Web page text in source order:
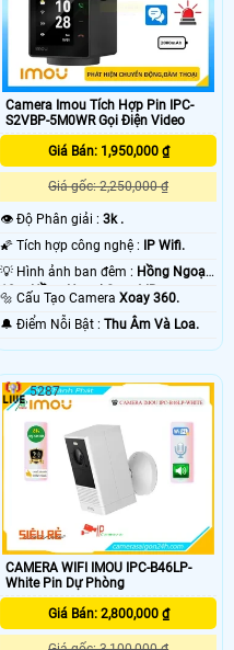
Camera Imou Tích Hợp Pin IPC-
S2VBP-5M0WR Gọi Điện Video
Giá Bán: 1,950,000 ₫
Giá gốc: 2,250,000 ₫
👁 Độ Phân giải :3k .
🌠 Tích hợp công nghệ :
IP Wifi.
💡 Hình ảnh ban đêm : Hồng Ngoại
10m Hồng Ngoại Smart IR.
🔩 Cấu Tạo CameraXoay 360.
️🔔 Điểm Nỗi Bật :Thu Âm Và Loa.
CAMERA WIFI IMOU IPC-B46LP-
White Pin Dự Phòng
Giá Bán: 2,800,000 ₫
5287